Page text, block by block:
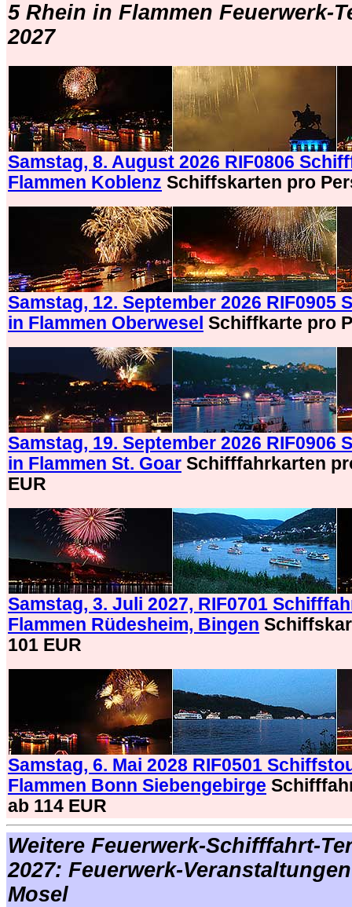
5 Rhein in Flammen Feuerwerk-
2027
Samstag, 8. August 2026 RIF0806
Flammen Koblenz Schiffskarten pro
Samstag, 12. September 2026 RIF0905
in Flammen Oberwesel Schiffkarte pro
Samstag, 19. September 2026 RIF0906
in Flammen St. Goar Schifffahrkarten
EUR
Samstag, 3. Juli 2027, RIF0701
Flammen Rüdesheim, Bingen
101 EUR
Samstag, 6. Mai 2028 RIF0501
Flammen Bonn Siebengebirge
ab 114 EUR
Weitere Feuerwerk-Schifffahrt-
2027: Feuerwerk-
Mosel